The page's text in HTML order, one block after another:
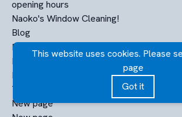
This website uses cookies. Please
page
Got it
opening hours
Naoko's Window Cleaning!
Blog
PHOTO FOLDER
Nuova pagina
New page
Terms of service
New page